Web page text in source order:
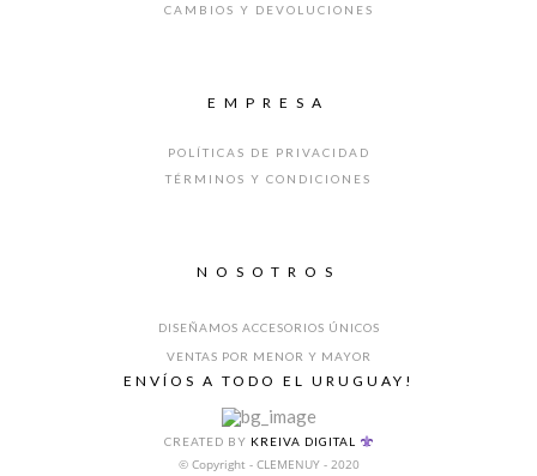
CAMBIOS Y DEVOLUCIONES
EMPRESA
POLÍTICAS DE PRIVACIDAD
TÉRMINOS Y CONDICIONES
NOSOTROS
DISEÑAMOS ACCESORIOS ÚNICOS
VENTAS POR MENOR Y MAYOR
ENVÍOS A TODO EL URUGUAY!
CREATED BY KREIVA DIGITAL
© Copyright - CLEMENUY - 2020